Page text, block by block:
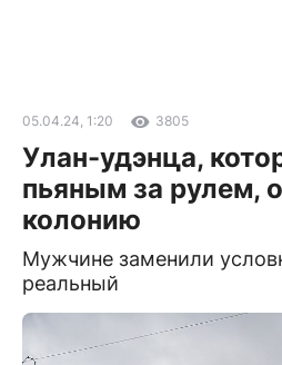
05.04.24, 1:20 3805
Улан-удэнца,
пьяным за рулем,
колонию
Мужчине заменили
реальный